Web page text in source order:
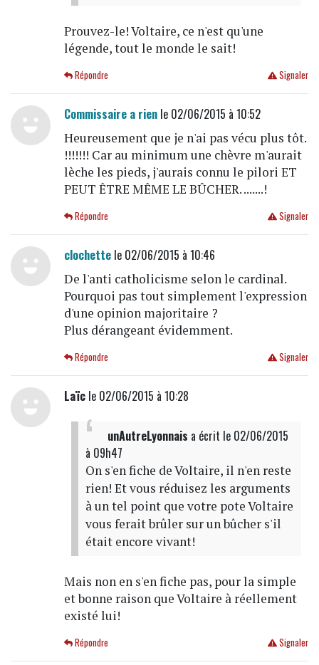
Prouvez-le! Voltaire, ce n'est qu'une
légende, tout le monde le sait!
Signaler
Répondre
Commissaire a rienle 02/06/2015 à 10:52
Heureusement que je n'ai pas vécu plus tôt.
!!!!!!! Car au minimum une chèvre m'aurait
lèche les pieds, j'aurais connu le pilori ET
PEUT ÊTRE MÊME LE BÛCHER. .......!
Signaler
Répondre
clochettele 02/06/2015 à 10:46
De l'anti catholicisme selon le cardinal.
Pourquoi pas tout simplement l'expression
d'une opinion majoritaire ?
Plus dérangeant évidemment.
Signaler
Répondre
Laïcle 02/06/2015 à 10:28
unAutreLyonnais a écrit le 02/06/2015
à 09h47
On s'en fiche de Voltaire, il n'en reste
rien! Et vous réduisez les arguments
à un tel point que votre pote Voltaire
vous ferait brûler sur un bûcher s'il
était encore vivant!
Mais non en s'en fiche pas, pour la simple
et bonne raison que Voltaire à réellement
existé lui!
Signaler
Répondre